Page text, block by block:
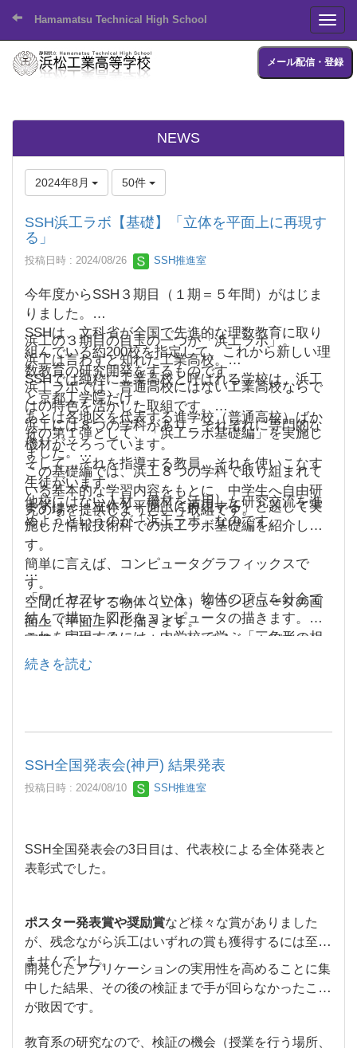
Hamamatsu Technical High School
メール配信・登録
NEWS
2024年8月 50件
SSH浜工ラボ【基礎】「立体を平面上に再現す
る」
投稿日時 : 2024/08/26 SSH推進室
今年度からSSH３期目（１期＝５年間）がはじま
りました。
SSHは、文科省が全国で先進的な理数教育に取り
組んでいる約200校を指定して、これから新しい理
数教育の研究開発をするものです。
浜工の３期目の目玉の一つが「浜工ラボ」。
浜工は言わずと知れた工業高校。
SSHでは純粋に工業高校と呼ばれる学校は、浜工
と京都工学院だけ。
あとは各地区を代表する進学校（普通高校）ばか
り。
浜工ラボでは、普通高校にはない工業高校ならで
はの特色を活かした取組です。
浜工には８つの学科があり、それぞれに専門的な
機材がそろっています。
そして、それを指導する教員、それを使いこなす
生徒がいます。
他校にはない人材、機材を活用した研究交流を進
めようというのが「浜工ラボ」なのです。
その第１弾として、「浜工ラボ基礎編」を実施し
ました。
この基礎編では、浜工８つの学科で取り組まれて
いる基本的な学習内容をもとに、中学生へ自由研
究の場を提供しようという取組です。
まずは、「立体を平面上に再現する」と題して実
施した情報技術科での浜工ラボ基礎編を紹介しま
す。
簡単に言えば、コンピュータグラフィックスで
す。
空間に存在する物体（立体）をコンピュータの画
面上（平面上）に描きます。
実際に写真を撮ったようなコンピュータグラフィ
ックをゲームなどでよく見かけますが、そんなレ
「ワイヤフレーム」という、物体の頂点を針金で
結んで描いた図形をコンピュータの描きます。
これを実現するには、中学校で学ぶ「三角形の相
似」の知識が必須。
学んだ知識を、テストの問題を解くために使うだ
また、指導する浜工生は専門知識の価値を再認識
す。
続きを読む
SSH全国発表会(神戸) 結果発表
投稿日時 : 2024/08/10 SSH推進室
SSH全国発表会の3日目は、代表校による全体発表と
表彰式でした。
ポスター発表賞や奨励賞など様々な賞がありました
が、残念ながら浜工はいずれの賞も獲得するには至り
ませんでした。
開発したアプリケーションの実用性を高めることに集
中した結果、その後の検証まで手が回らなかったこと
が敗因です。
教育系の研究なので、検証の機会（授業を行う場所、